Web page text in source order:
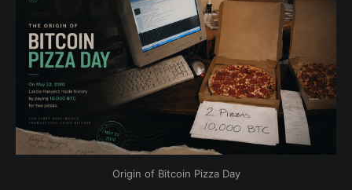
Origin of Bitcoin Pizza Day